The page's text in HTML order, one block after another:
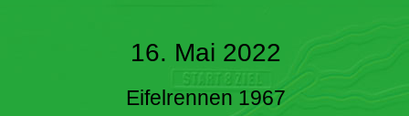
16. Mai 2022
Eifelrennen 1967